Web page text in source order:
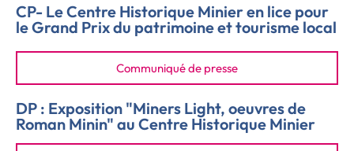
CP- Le Centre Historique Minier en lice pour
le Grand Prix du patrimoine et tourisme local
Communiqué de presse
DP : Exposition "Miners Light, oeuvres de
Roman Minin" au Centre Historique Minier